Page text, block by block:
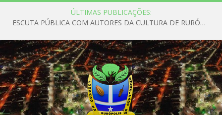
ÚLTIMAS PUBLICAÇÕES:
ESCUTA PÚBLICA COM AUTORES DA CULTURA DE RURÓPOLIS